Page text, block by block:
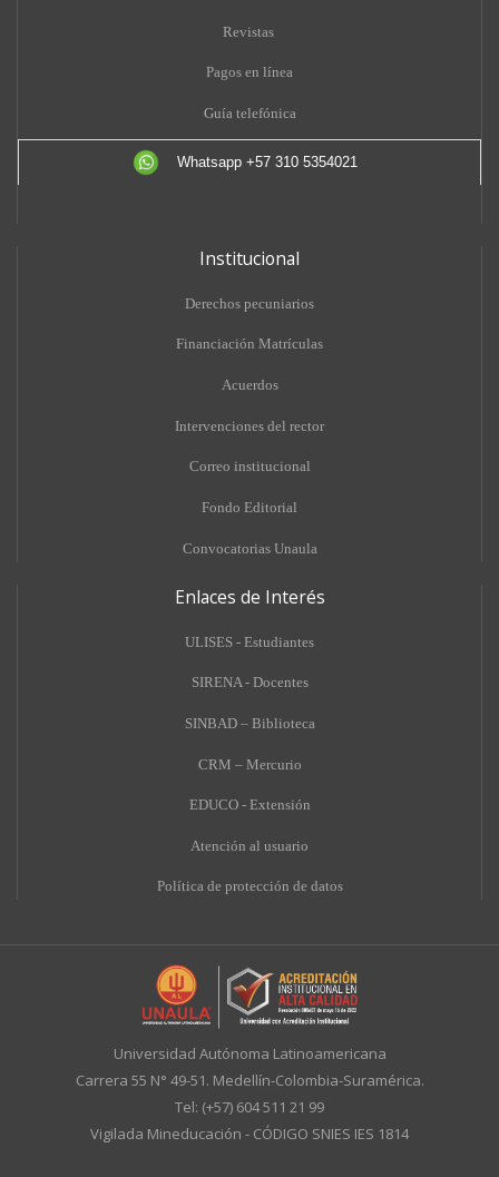
Revistas
Pagos en línea
Guía telefónica
Whatsapp +57 310 5354021
Institucional
Derechos pecuniarios
Financiación Matrículas
Acuerdos
Intervenciones del rector
Correo institucional
Fondo Editorial
Convocatorias Unaula
Enlaces de Interés
ULISES - Estudiantes
SIRENA - Docentes
SINBAD – Biblioteca
CRM – Mercurio
EDUCO - Extensión
Atención al usuario
Política de protección de datos
Universidad Autónoma Latinoamericana
Carrera 55 N° 49-51. Medellín-Colombia-Suramérica.
Tel: (+57) 604 511 21 99
Vigilada Mineducación - CÓDIGO SNIES IES 1814